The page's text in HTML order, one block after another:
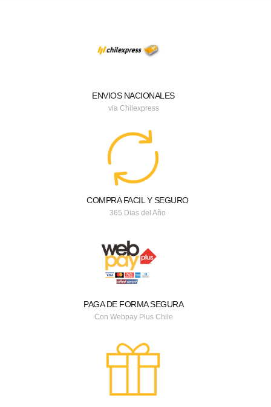
ENVIOS NACIONALES
via Chilexpress
COMPRA FACIL Y SEGURO
365 Dias del Año
PAGA DE FORMA SEGURA
Con Webpay Plus Chile